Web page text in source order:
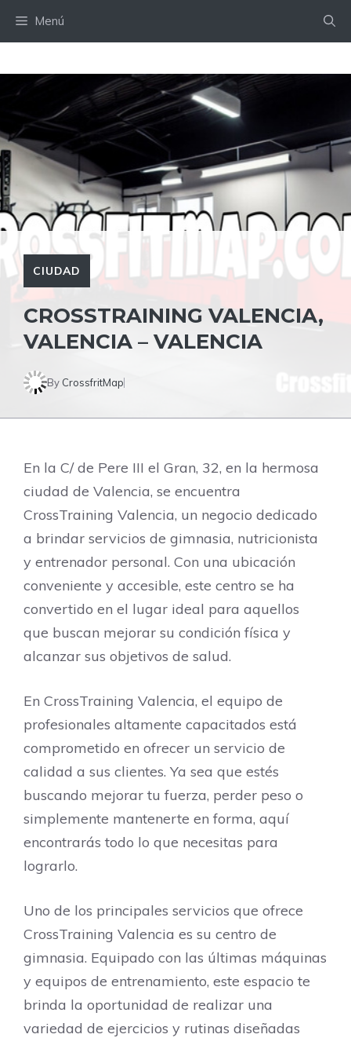
Menú
CIUDAD
CROSSTRAINING VALENCIA,
VALENCIA – VALENCIA
By CrossfritMap
En la C/ de Pere III el Gran, 32, en la hermosa
ciudad de Valencia, se encuentra
CrossTraining Valencia, un negocio dedicado
a brindar servicios de gimnasia, nutricionista
y entrenador personal. Con una ubicación
conveniente y accesible, este centro se ha
convertido en el lugar ideal para aquellos
que buscan mejorar su condición física y
alcanzar sus objetivos de salud.
En CrossTraining Valencia, el equipo de
profesionales altamente capacitados está
comprometido en ofrecer un servicio de
calidad a sus clientes. Ya sea que estés
buscando mejorar tu fuerza, perder peso o
simplemente mantenerte en forma, aquí
encontrarás todo lo que necesitas para
lograrlo.
Uno de los principales servicios que ofrece
CrossTraining Valencia es su centro de
gimnasia. Equipado con las últimas máquinas
y equipos de entrenamiento, este espacio te
brinda la oportunidad de realizar una
variedad de ejercicios y rutinas diseñadas